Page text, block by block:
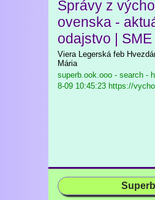
Správy z
ovenska -
odajstvo | SME
Viera Legerská feb
Mária
superb.ook.ooo - search -
8-09 10:45:23 https://